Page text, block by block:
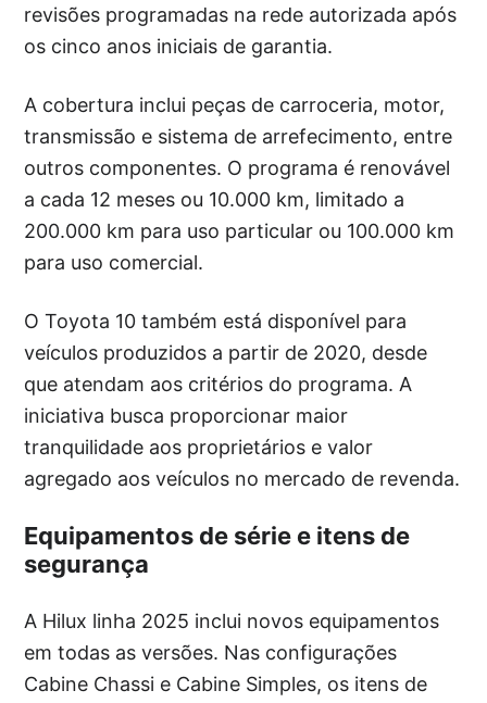
revisões programadas na rede autorizada após
os cinco anos iniciais de garantia.
A cobertura inclui peças de carroceria, motor,
transmissão e sistema de arrefecimento, entre
outros componentes. O programa é renovável
a cada 12 meses ou 10.000 km, limitado a
200.000 km para uso particular ou 100.000 km
para uso comercial.
O Toyota 10 também está disponível para
veículos produzidos a partir de 2020, desde
que atendam aos critérios do programa. A
iniciativa busca proporcionar maior
tranquilidade aos proprietários e valor
agregado aos veículos no mercado de revenda.
Equipamentos de série e itens de
segurança
A Hilux linha 2025 inclui novos equipamentos
em todas as versões. Nas configurações
Cabine Chassi e Cabine Simples, os itens de